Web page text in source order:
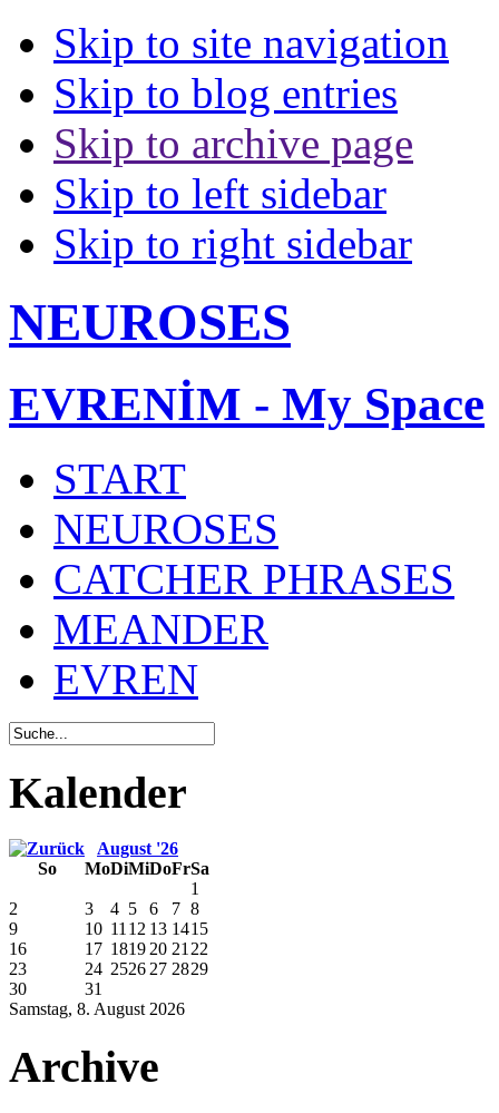
Skip to site navigation
Skip to blog entries
Skip to archive page
Skip to left sidebar
Skip to right sidebar
NEUROSES
EVRENİM - My Space
START
NEUROSES
CATCHER PHRASES
MEANDER
EVREN
Kalender
August '26
So
MoDiMiDoFrSa
Samstag, 8. August 2026
1
2
3 4 5 6 7 8
9
10 11 12 13 1415
16
17 1819 20 21 22
23
24 2526 27 2829
30
31
Archive